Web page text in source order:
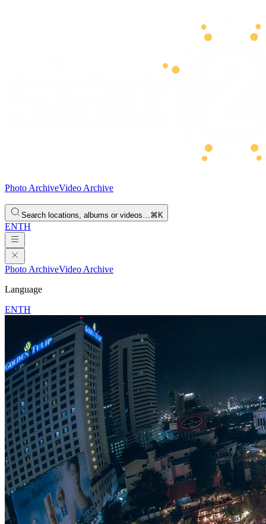
Photo ArchiveVideo Archive
Search locations, albums or videos…⌘K
ENTH
Photo ArchiveVideo Archive
Language
ENTH